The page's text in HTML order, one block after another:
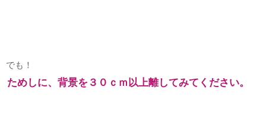
でも！
ためしに、背景を３０ｃｍ以上離してみてください。